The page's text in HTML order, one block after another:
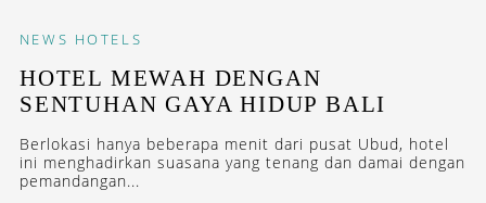
NEWS HOTELS
HOTEL MEWAH DENGAN
SENTUHAN GAYA HIDUP BALI
Berlokasi hanya beberapa menit dari pusat Ubud, hotel
ini menghadirkan suasana yang tenang dan damai dengan
pemandangan...